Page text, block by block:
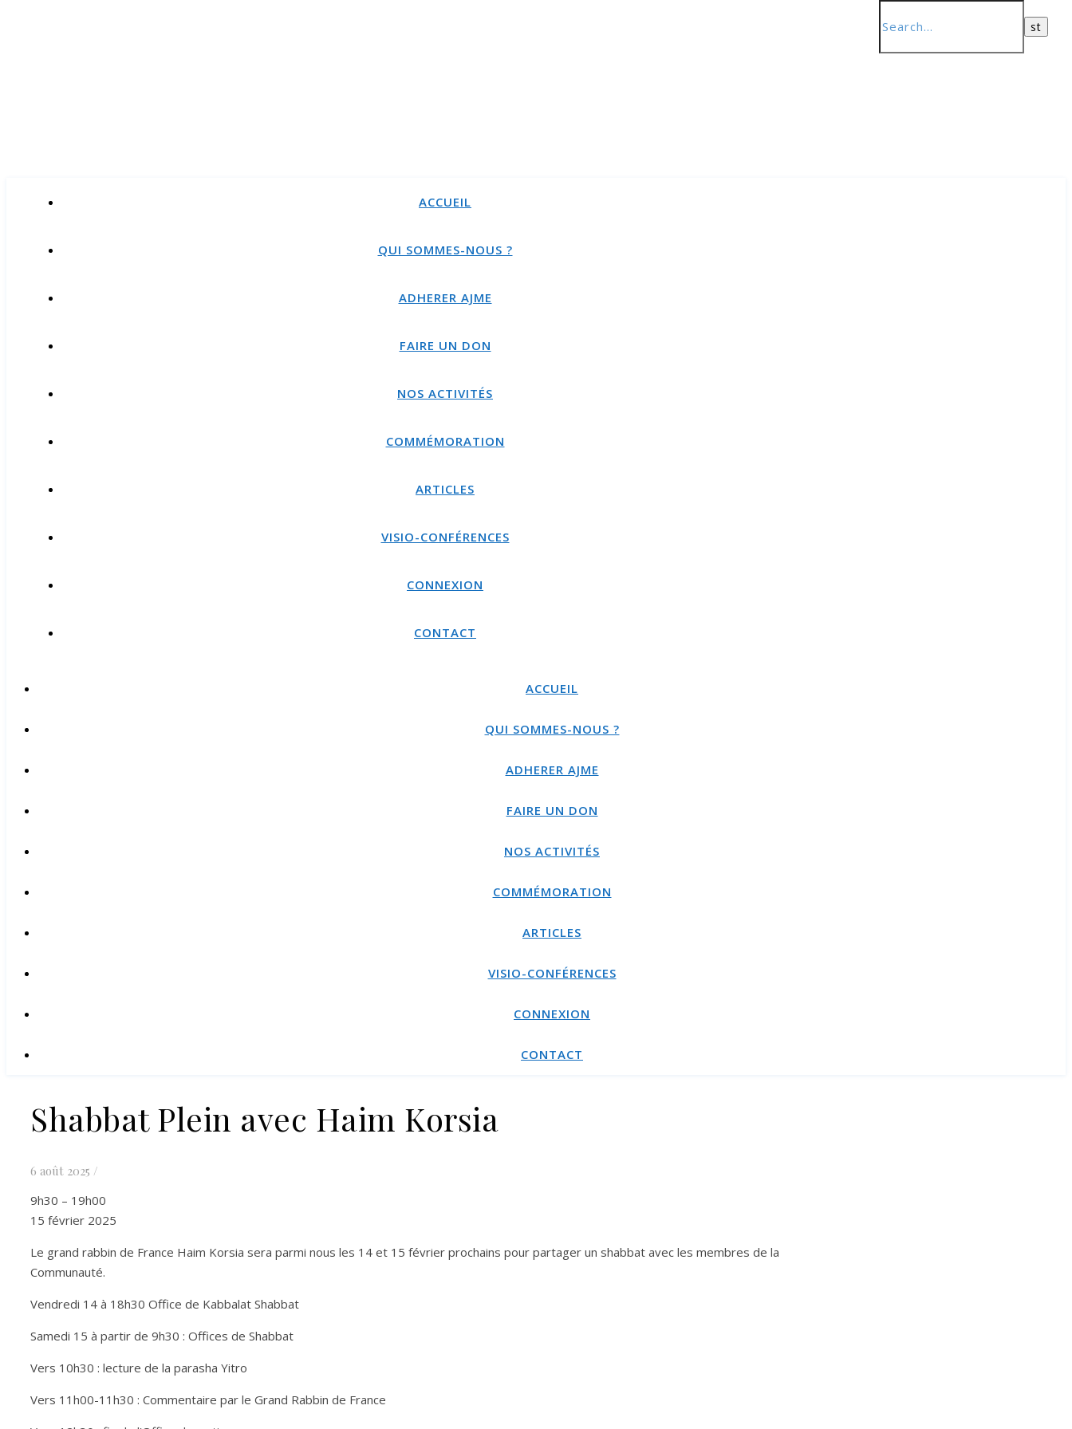
ACCUEIL
QUI SOMMES-NOUS ?
ADHERER AJME
FAIRE UN DON
NOS ACTIVITÉS
COMMÉMORATION
ARTICLES
VISIO-CONFÉRENCES
CONNEXION
CONTACT
ACCUEIL
QUI SOMMES-NOUS ?
ADHERER AJME
FAIRE UN DON
NOS ACTIVITÉS
COMMÉMORATION
ARTICLES
VISIO-CONFÉRENCES
CONNEXION
CONTACT
Shabbat Plein avec Haim Korsia
6 août 2025 /
Shabbat
Plein
Haim
Korsia
9h30 – 19h00
15 février 2025
Le grand rabbin de France Haim Korsia sera parmi nous les 14 et 15 février prochains pour partager un shabbat avec les membres de la
Communauté.
Vendredi 14 à 18h30 Office de Kabbalat Shabbat
Samedi 15 à partir de 9h30 : Offices de Shabbat
Vers 10h30 : lecture de la parasha Yitro
Vers 11h00-11h30 : Commentaire par le Grand Rabbin de France